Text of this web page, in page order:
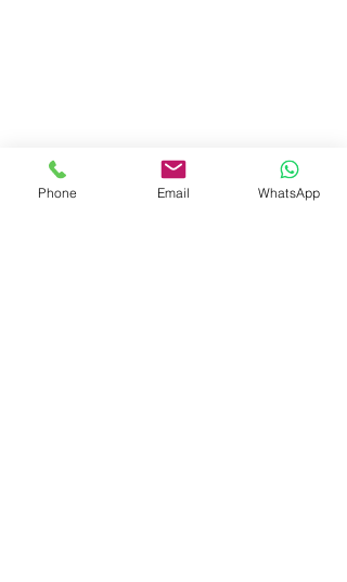
Phone Email WhatsApp